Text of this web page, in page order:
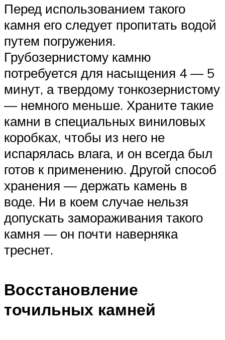
Перед использованием такого
камня его следует пропитать водой
путем погружения.
Грубозернистому камню
потребуется для насыщения 4 — 5
минут, а твердому тонкозернистому
— немного меньше. Храните такие
камни в специальных виниловых
коробках, чтобы из него не
испарялась влага, и он всегда был
готов к применению. Другой способ
хранения — держать камень в
воде. Ни в коем случае нельзя
допускать замораживания такого
камня — он почти наверняка
треснет.
Восстановление
точильных камней